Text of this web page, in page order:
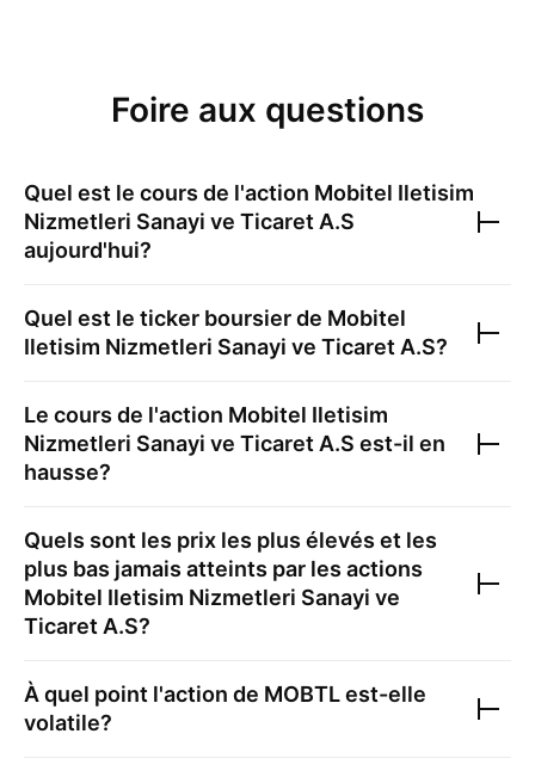
Foire aux questions
Quel est le cours de l'action Mobitel Iletisim
Nizmetleri Sanayi ve Ticaret A.S
aujourd'hui?
Quel est le ticker boursier de Mobitel
Iletisim Nizmetleri Sanayi ve Ticaret A.S?
Le cours de l'action Mobitel Iletisim
Nizmetleri Sanayi ve Ticaret A.S est-il en
hausse?
Quels sont les prix les plus élevés et les
plus bas jamais atteints par les actions
Mobitel Iletisim Nizmetleri Sanayi ve
Ticaret A.S?
À quel point l'action de MOBTLest-elle
volatile?